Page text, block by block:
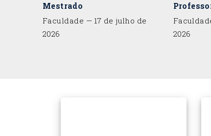
Mestrado
Faculdade — 17 de julho de
2026
2026